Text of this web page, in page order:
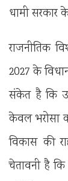
धामी सरकार
राजनीतिक
2027 के
संकेत है कि
केवल भरोसा
विकास की
चेतावनी है